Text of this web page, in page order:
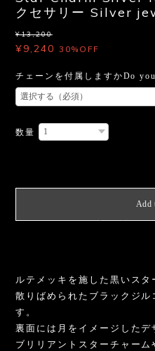
クセサリー Silver
¥13,200
¥9,240 30%OFF
チェーンを付属しますかDo
数量
Add
ルテメッキを施した黒いスタ
散りばめられたブラックジル
す。
裏面には月をイメージしたデ
ブリリアントスターチャー